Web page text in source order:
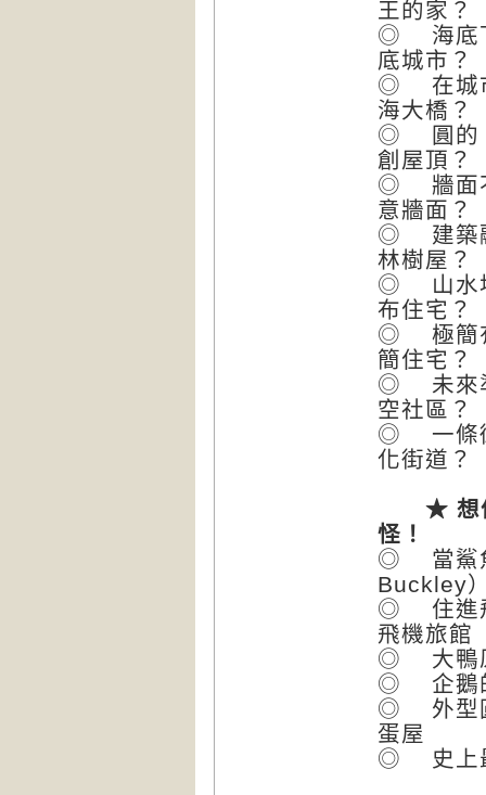
王的家？
◎ 海底下
底城市？
◎ 在城市
海大橋？
◎ 圓的、
創屋頂？
◎ 牆面不
意牆面？
◎ 建築融
林樹屋？
◎ 山水地
布住宅？
◎ 極簡有
簡住宅？
◎ 未來準
空社區？
◎ 一條街
化街道？
★ 想像
怪！
◎ 當鯊魚
Buckley
◎ 住進飛
飛機旅館
◎ 大鴨原
◎ 企鵝的
◎ 外型圓
蛋屋
◎ 史上最